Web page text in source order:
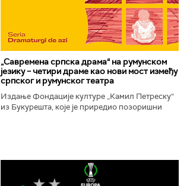
„Савремена српска драма“ на румунском
језику – четири драме као нови мост између
српског и румунског театра
Издање Фондације културе „Камил Петреску“
из Букурешта, које је приредио позоришни